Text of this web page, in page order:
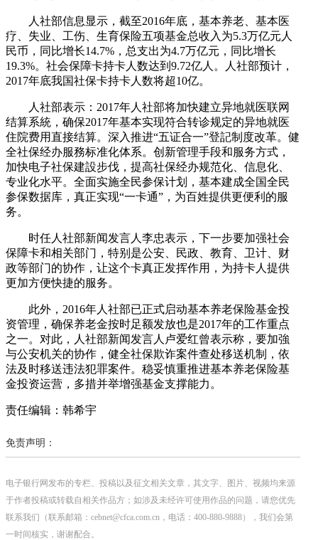
人社部信息显示，截至2016年底，基本养老、基本医
疗、失业、工伤、生育保险五项基金总收入为5.3万亿元人
民币，同比增长14.7%，总支出为4.7万亿元，同比增长
19.3%。社会保障卡持卡人数达到9.72亿人。人社部预计，
2017年底我国社保卡持卡人数将超10亿。
人社部表示：2017年人社部将加快建立异地就医联网
结算系統，确保2017年基本实现符合转诊规定的异地就医
住院费用直接结算。深入推进“五证合一”登記制度改革。健
全社保经办服務标准化体系。创新管理手段和服务方式，
加快电子社保建設步伐，提高社保经办规范化、信息化、
专业化水平。全面实施全民参保计划，基本建成全国全民
参保数据库，真正实现“一卡通”，为百姓提供更便利的服
务。
时任人社部新闻发言人李忠表示，下一步要加强社会
保障卡和相关部门，特别是公安、民政、教育、卫计、财
政等部门的协作，让这个卡真正发挥作用，为持卡人提供
更加方便快捷的服务。
此外，2016年人社部已正式启动基本养老保险基金投
资管理，确保养老金按时足额发放也是2017年的工作重点
之一。对此，人社部新闻发言人卢爱红曾表示称，要加強
与公安机关的协作，健全社保欺诈案件查处移送机制，依
法及时移送违法犯罪案件。稳妥慎重推进基本养老保险基
金投资运营，多措并举增强基金支撑能力。
责任编辑：韩希宇
免责声明：
电子银行网发布的专栏、投稿以及征文相关文章，其文字、图片、视频均来源
于作者投稿或转载自相关作品方；如涉及未经许可使用作品的问题，请您优先
联系我们（联系邮箱：cebnet@cfca.com.cn，电话：400-880-9888），我们会第
一时间核实，谢谢配合。